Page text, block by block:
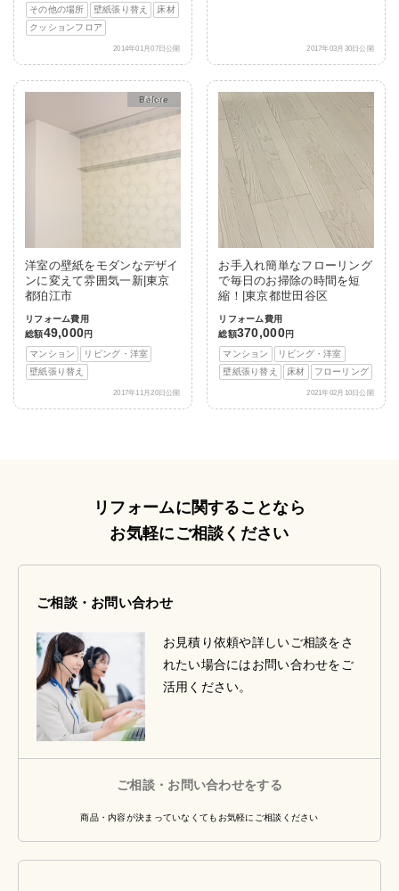
その他の場所
壁紙張り替え
床材
クッションフロア
2014年01月07日公開 2017年03月30日公開
After
洋室の壁紙をモダンなデザイ
ンに変えて雰囲気一新|東京
都狛江市
リフォーム費用
総額49,000円
マンション
リビング・洋室
壁紙張り替え
2017年11月20日公開
お手入れ簡単なフローリング
で毎日のお掃除の時間を短
縮！|東京都世田谷区
リフォーム費用
総額370,000円
マンション
リビング・洋室
壁紙張り替え
床材 フローリング
2021年02月10日公開
リフォームに関することなら
お気軽にご相談ください
ご相談・お問い合わせ
お見積り依頼や詳しいご相談をさ
れたい場合にはお問い合わせをご
活用ください。
ご相談・お問い合わせをする
商品・内容が決まっていなくてもお気軽にご相談ください